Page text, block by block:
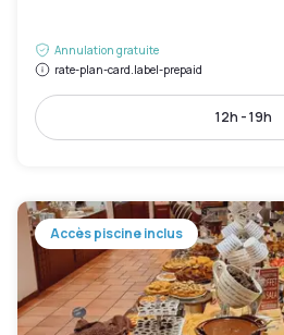
Annulation gratuite
rate-plan-card.label-prepaid
12h - 19h
Accès piscine inclus